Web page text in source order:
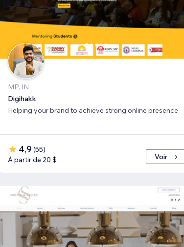
MP, IN
Digihakk
Helping your brand to achieve strong online presence
4,9 (55)
À partir de 20 $
Voir